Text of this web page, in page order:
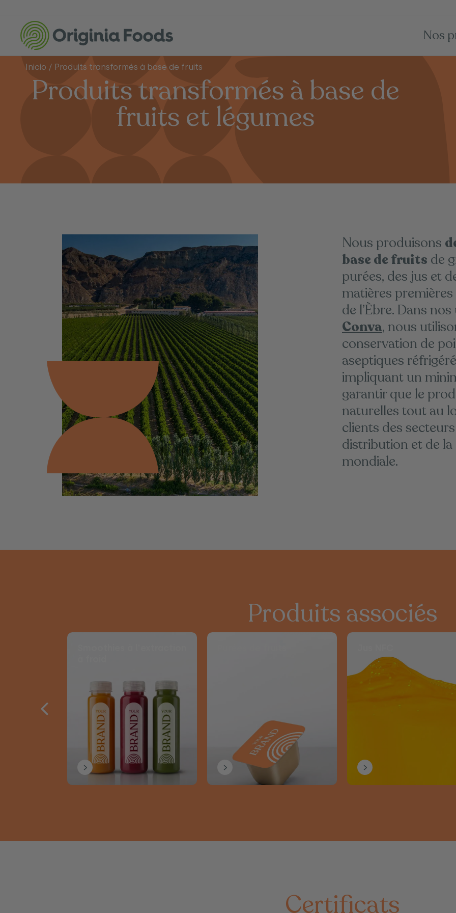
Nos
Inicio / Produits transformés à base de fruits
Produits transformés à base de
fruits et légumes
Nous produisons
base de fruits de
purées, des jus et
matières
de l’Èbre. Dans
Conva, nous
conservation de
aseptiques
impliquant un
garantir que le
naturelles tout au
clients des
distribution et de la
mondiale.
Produits associés
Certificats